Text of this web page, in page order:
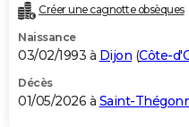
Créer une cagnotte obsèques
Naissance
03/02/1993 à Dijon (Côte-
Décès
01/05/2026 à Saint-